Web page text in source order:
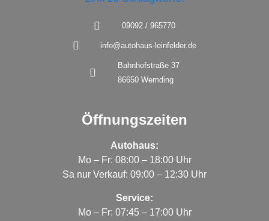
09092 / 965770
info@autohaus-leinfelder.de
Bahnhofstraße 37
86650 Wemding
Öffnungszeiten
Autohaus:
Mo – Fr: 08:00 – 18:00 Uhr
Sa nur Verkauf: 09:00 – 12:30 Uhr
Service:
Mo – Fr: 07:45 – 17:00 Uhr